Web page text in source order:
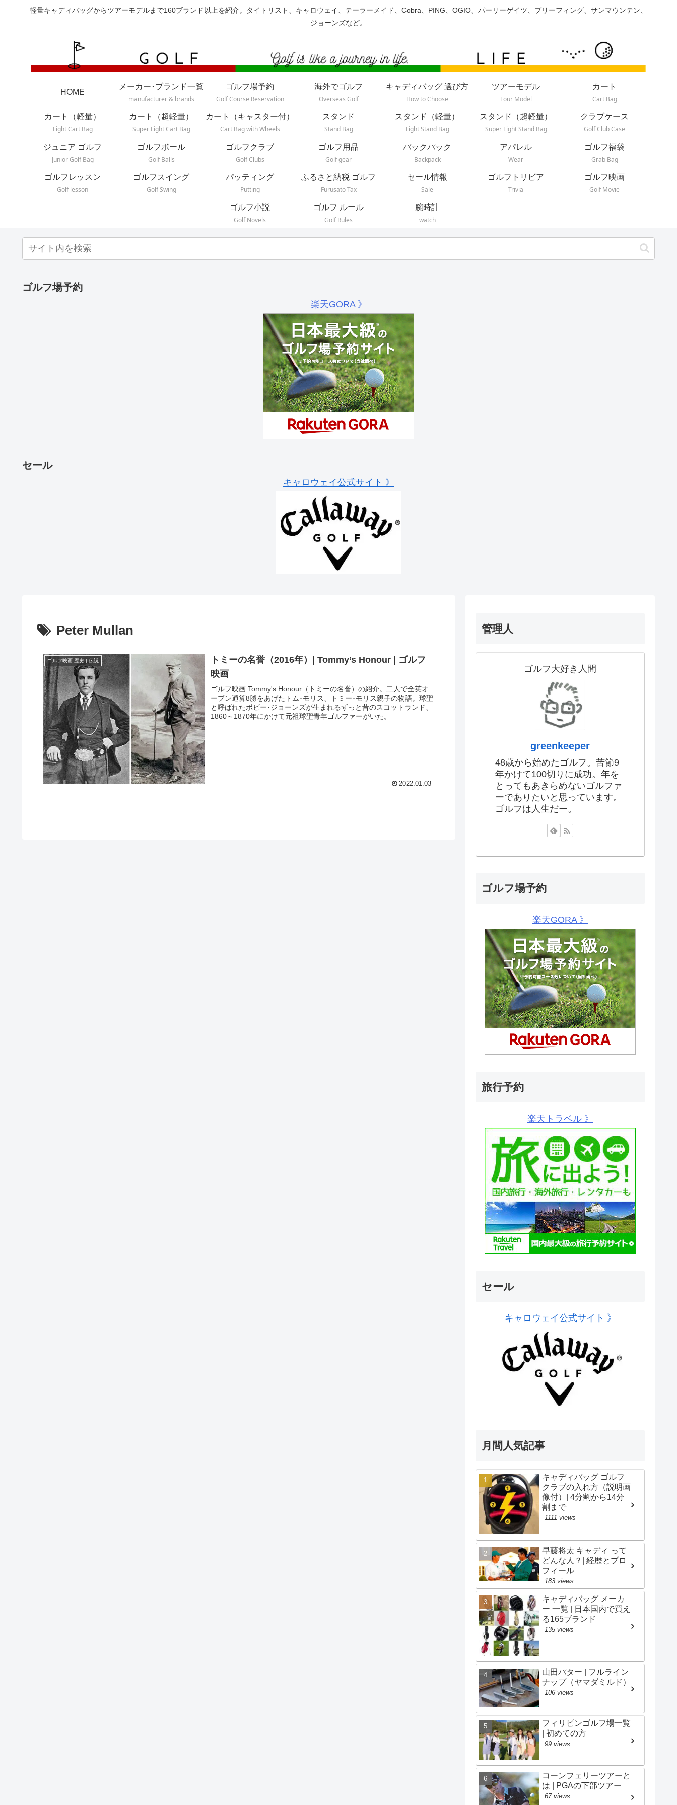
軽量キャディバッグからツアーモデルまで160ブランド以上を紹介。タイトリスト、キャロウェイ、テーラーメイド、Cobra、PING、OGIO、パーリーゲイツ、ブリーフィング、サンマウンテン、
ジョーンズなど。
HOME
メーカー･ブランド一覧
manufacturer & brands
ゴルフ場予約
Golf Course Reservation
海外でゴルフ
Overseas Golf
キャディバッグ 選び方
How to Choose
ツアーモデル
Tour Model
カート
Cart Bag
カート（軽量）
Light Cart Bag
カート（超軽量）
Super Light Cart Bag
カート（キャスター付）
Cart Bag with Wheels
スタンド
Stand Bag
スタンド（軽量）
Light Stand Bag
スタンド（超軽量）
Super Light Stand Bag
クラブケース
Golf Club Case
ジュニア ゴルフ
Junior Golf Bag
ゴルフボール
Golf Balls
ゴルフクラブ
Golf Clubs
ゴルフ用品
Golf gear
バックパック
Backpack
アパレル
Wear
ゴルフ福袋
Grab Bag
ゴルフレッスン
Golf lesson
ゴルフスイング
Golf Swing
パッティング
Putting
ふるさと納税 ゴルフ
Furusato Tax
セール情報
Sale
ゴルフトリビア
Trivia
ゴルフ映画
Golf Movie
ゴルフ小説
Golf Novels
ゴルフ ルール
Golf Rules
腕時計
watch
ゴルフ場予約
楽天GORA 》
セール
キャロウェイ公式サイト 》
Peter Mullan
ゴルフ映画 歴史 | 伝説
トミーの名誉（2016年）| Tommy’s Honour | ゴルフ
映画
ゴルフ映画 Tommy's Honour（トミーの名誉）の紹介。二人で全英オ
ープン通算8勝をあげたトム･モリス、トミー･モリス親子の物語。球聖
と呼ばれたボビー･ジョーンズが生まれるずっと昔のスコットランド、
1860～1870年にかけて元祖球聖青年ゴルファーがいた。
2022.01.03
管理人
ゴルフ大好き人間
greenkeeper
48歳から始めたゴルフ。苦節9
年かけて100切りに成功。年を
とってもあきらめないゴルファ
ーでありたいと思っています。
ゴルフは人生だー。
ゴルフ場予約
楽天GORA 》
旅行予約
楽天トラベル 》
セール
キャロウェイ公式サイト 》
月間人気記事
キャディバッグ ゴルフ
クラブの入れ方（説明画
像付）| 4分割から14分
割まで
1111 views
早藤将太 キャディ って
どんな人？| 経歴とプロ
フィール
183 views
キャディバッグ メーカ
ー 一覧 | 日本国内で買え
る165ブランド
135 views
山田パター | フルライン
ナップ（ヤマダミルド）
106 views
フィリピンゴルフ場一覧
| 初めての方
99 views
コーンフェリーツアーと
は | PGAの下部ツアー
67 views